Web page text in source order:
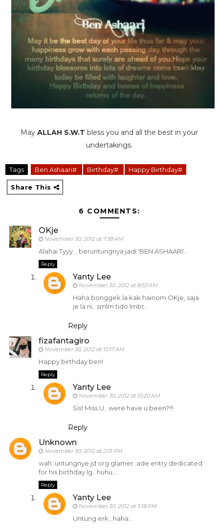
MayALLAH S.W.T bless you and all the best in your
undertakings.
Tags Ben Ashaari# Birthday# Happy Birthday#
Share This
6 COMMENTS:
OKje
November 30, 2012 at 7:38 AM
Alahai Tyyy... beruntungnya jadi 'BEN ASHAARI'...
Reply
Yanty Lee
November 30, 2012 at 8:53 AM
Haha bonggek la kak hainom OKje, saja
je la ni.. smlm tido lmbt..
Reply
fizafantagiro
November 30, 2012 at 10:17 AM
Happy birthday ben!
Reply
Yanty Lee
November 30, 2012 at 10:20 AM
Sis! Miss U.. were have u been?!!!
Reply
Unknown
November 30, 2012 at 2:01 PM
wah..untungnye jd org glamer..ade entry dedicated
for his birthday lg...huhu....
Reply
Yanty Lee
November 30, 2012 at 3:18 PM
Untung erk , haha...